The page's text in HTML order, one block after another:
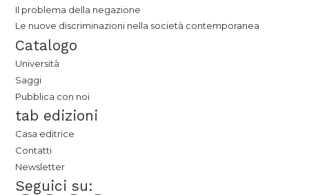
Il problema della negazione
Le nuove discriminazioni nella società contemporanea
Catalogo
Università
Saggi
Pubblica con noi
tab edizioni
Casa editrice
Contatti
Newsletter
Seguici su: